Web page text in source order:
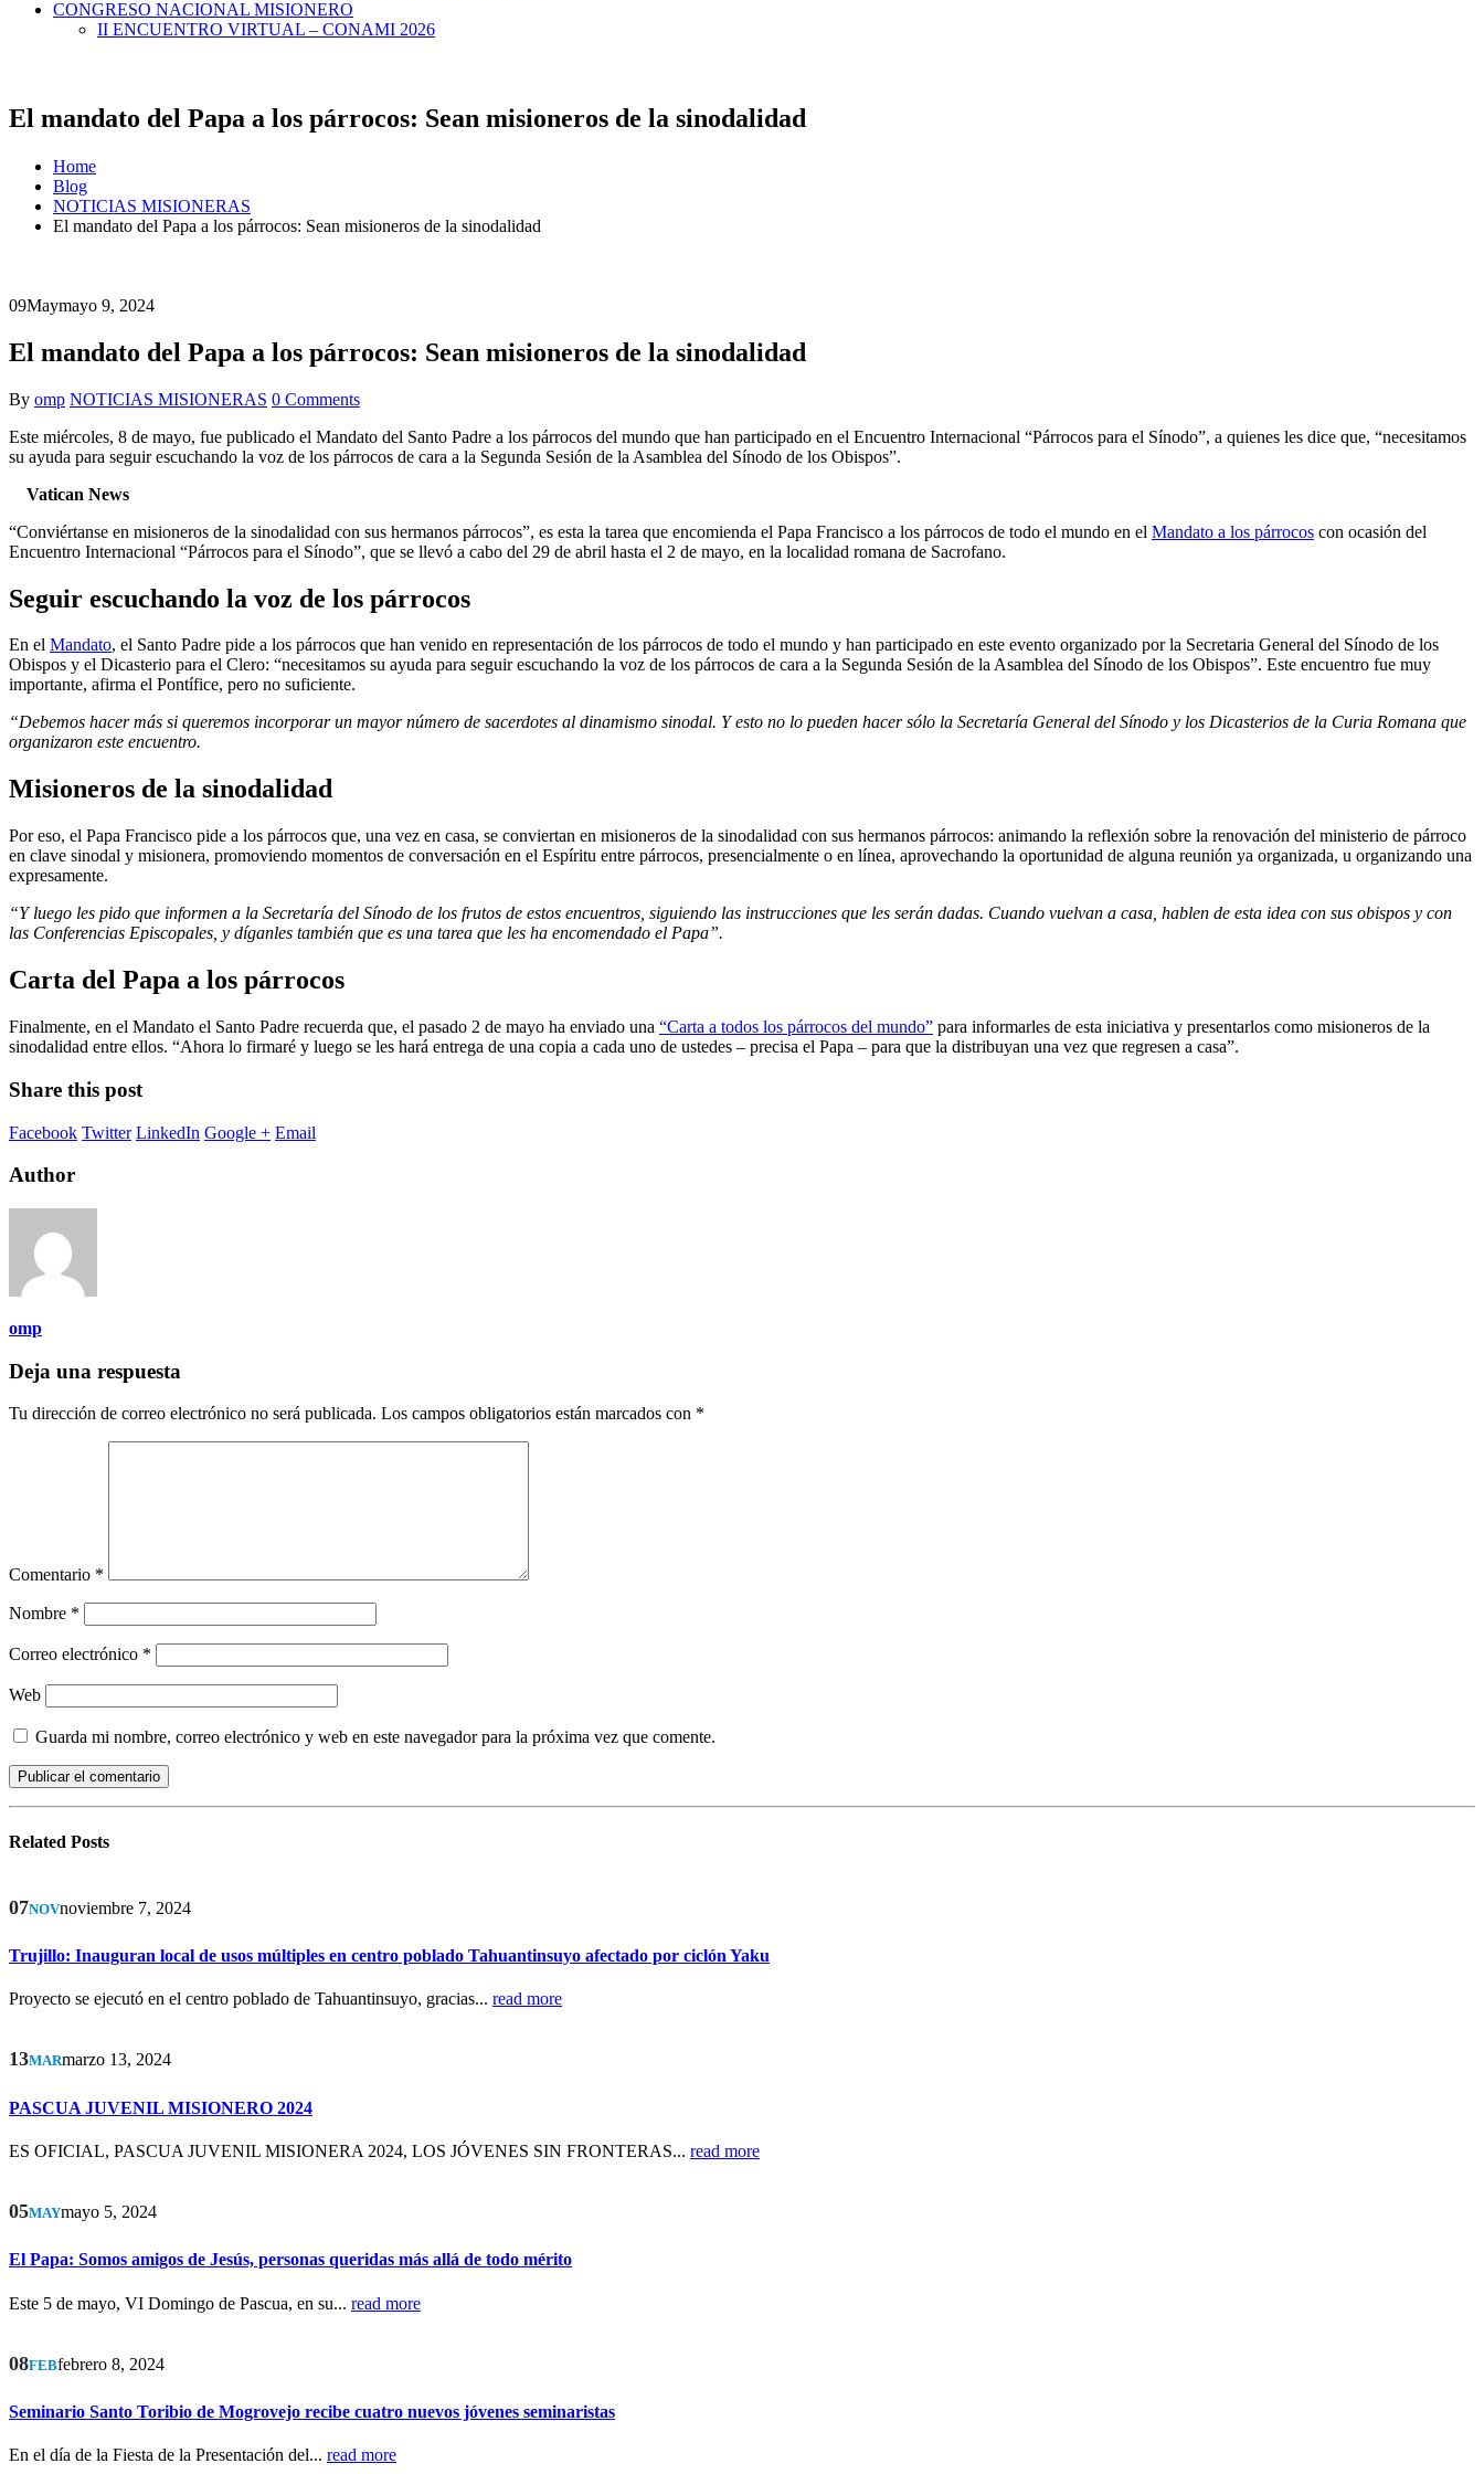
CONGRESO NACIONAL MISIONERO
II ENCUENTRO VIRTUAL – CONAMI 2026
El mandato del Papa a los párrocos: Sean misioneros de la sinodalidad
Home
Blog
NOTICIAS MISIONERAS
El mandato del Papa a los párrocos: Sean misioneros de la sinodalidad
09Maymayo 9, 2024
El mandato del Papa a los párrocos: Sean misioneros de la sinodalidad
By omp NOTICIAS MISIONERAS 0 Comments
Este miércoles, 8 de mayo, fue publicado el Mandato del Santo Padre a los párrocos del mundo que han participado en el Encuentro Internacional “Párrocos para el Sínodo”, a quienes les dice que, “necesitamos
su ayuda para seguir escuchando la voz de los párrocos de cara a la Segunda Sesión de la Asamblea del Sínodo de los Obispos”.
Vatican News
“Conviértanse en misioneros de la sinodalidad con sus hermanos párrocos”, es esta la tarea que encomienda el Papa Francisco a los párrocos de todo el mundo en el Mandato a los párrocos con ocasión del
Encuentro Internacional “Párrocos para el Sínodo”, que se llevó a cabo del 29 de abril hasta el 2 de mayo, en la localidad romana de Sacrofano.
Seguir escuchando la voz de los párrocos
En el Mandato, el Santo Padre pide a los párrocos que han venido en representación de los párrocos de todo el mundo y han participado en este evento organizado por la Secretaria General del Sínodo de los
Obispos y el Dicasterio para el Clero: “necesitamos su ayuda para seguir escuchando la voz de los párrocos de cara a la Segunda Sesión de la Asamblea del Sínodo de los Obispos”. Este encuentro fue muy
importante, afirma el Pontífice, pero no suficiente.
“Debemos hacer más si queremos incorporar un mayor número de sacerdotes al dinamismo sinodal. Y esto no lo pueden hacer sólo la Secretaría General del Sínodo y los Dicasterios de la Curia Romana que
organizaron este encuentro.
Misioneros de la sinodalidad
Por eso, el Papa Francisco pide a los párrocos que, una vez en casa, se conviertan en misioneros de la sinodalidad con sus hermanos párrocos: animando la reflexión sobre la renovación del ministerio de párroco
en clave sinodal y misionera, promoviendo momentos de conversación en el Espíritu entre párrocos, presencialmente o en línea, aprovechando la oportunidad de alguna reunión ya organizada, u organizando una
expresamente.
“Y luego les pido que informen a la Secretaría del Sínodo de los frutos de estos encuentros, siguiendo las instrucciones que les serán dadas. Cuando vuelvan a casa, hablen de esta idea con sus obispos y con
las Conferencias Episcopales, y díganles también que es una tarea que les ha encomendado el Papa”.
Carta del Papa a los párrocos
Finalmente, en el Mandato el Santo Padre recuerda que, el pasado 2 de mayo ha enviado una “Carta a todos los párrocos del mundo” para informarles de esta iniciativa y presentarlos como misioneros de la
sinodalidad entre ellos. “Ahora lo firmaré y luego se les hará entrega de una copia a cada uno de ustedes – precisa el Papa – para que la distribuyan una vez que regresen a casa”.
Share this post
Facebook Twitter LinkedIn Google + Email
Author
omp
Deja una respuesta
Tu dirección de correo electrónico no será publicada. Los campos obligatorios están marcados con *
Comentario *
Nombre *
Correo electrónico *
Web
Guarda mi nombre, correo electrónico y web en este navegador para la próxima vez que comente.
Related Posts
07NOVnoviembre 7, 2024
Trujillo: Inauguran local de usos múltiples en centro poblado Tahuantinsuyo afectado por ciclón Yaku
Proyecto se ejecutó en el centro poblado de Tahuantinsuyo, gracias... read more
13MARmarzo 13, 2024
PASCUA JUVENIL MISIONERO 2024
ES OFICIAL, PASCUA JUVENIL MISIONERA 2024, LOS JÓVENES SIN FRONTERAS... read more
05MAYmayo 5, 2024
El Papa: Somos amigos de Jesús, personas queridas más allá de todo mérito
Este 5 de mayo, VI Domingo de Pascua, en su... read more
08FEBfebrero 8, 2024
Seminario Santo Toribio de Mogrovejo recibe cuatro nuevos jóvenes seminaristas
En el día de la Fiesta de la Presentación del... read more